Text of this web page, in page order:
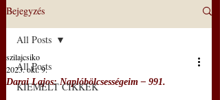
Bejegyzés
All Posts
KIEMELT CIKKEK
All Posts
Darai Lajos: Naplóbölcsességeim – 991.
szilajcsiko
2023. okt. 9.